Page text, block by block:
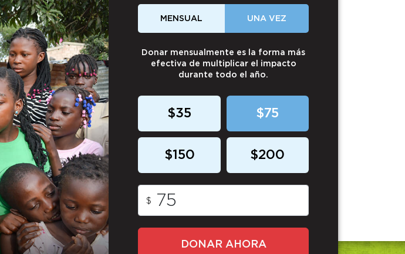
MENSUAL UNA VEZ
Donar mensualmente es la forma más
efectiva de multiplicar el impacto
durante todo el año.
$35 $75
$150 $200
$
DONAR AHORA